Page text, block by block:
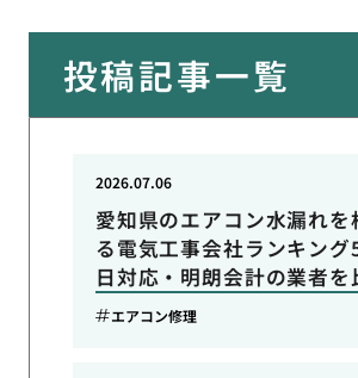
投稿記事一覧
愛知県のエアコン水漏れを
る電気工事会社ランキング
日対応・明朗会計の業者を
2026.07.06
エアコン修理